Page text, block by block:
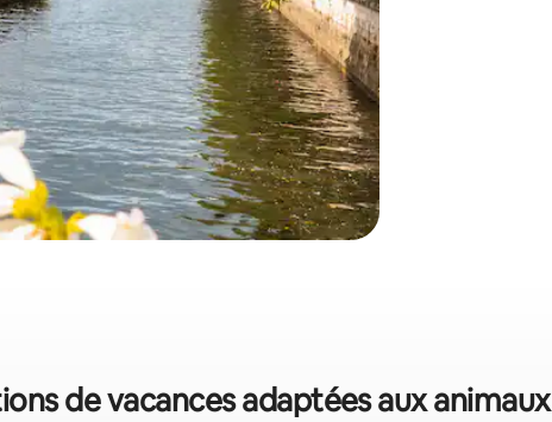
de vacances adaptées aux animaux